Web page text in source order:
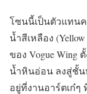
โซนนี้เป็นตัวแทน
น้ำสีเหลือง
ของ Vogue Wing
น้ำหินอ่อน ลงสู่ชั้น
อยู่ที่งานอาร์ตเก๋ๆ